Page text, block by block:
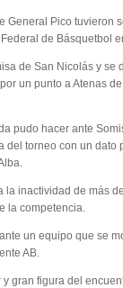
General Pico tuvieron
de Básquetbol
de San Nicolás y
un punto a Atenas
pudo hacer ante
del torneo con un dato
la inactividad de más
la competencia.
un equipo que se
AB.
gran figura del